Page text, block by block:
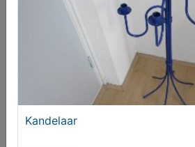
Mal voor chokelade
Kandelaar